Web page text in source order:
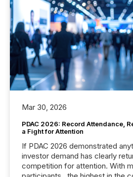
Mar 30, 2026
PDAC 2026: Record Attendance,
a Fight for Attention
If PDAC 2026 demonstrated
investor demand has clearly
competition for attention. With